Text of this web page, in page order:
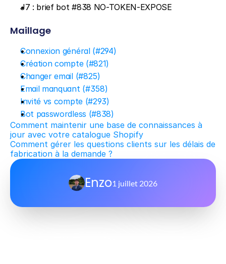
J7 : brief bot #838 NO-TOKEN-EXPOSE
Maillage
Connexion général (#294)
Création compte (#821)
Changer email (#825)
Email manquant (#358)
Invité vs compte (#293)
Bot passwordless (#838)
Comment maintenir une base de connaissances à
jour avec votre catalogue Shopify
Comment gérer les questions clients sur les délais de
fabrication à la demande ?
Enzo1 juillet 2026